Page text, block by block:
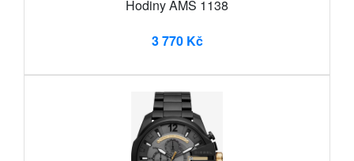
Hodiny AMS 1138
3 770 Kč